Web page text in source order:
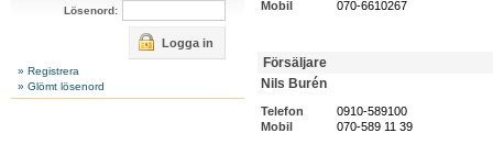
Lösenord:
Logga in
» Registrera
» Glömt lösenord
Mobil
070-6610267
Försäljare
Nils Burén
Telefon
0910-589100
Mobil
070-589 11 39